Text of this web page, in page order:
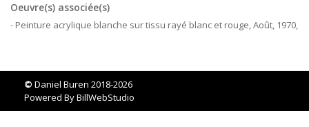
Oeuvre(s) associée(s)
- Peinture acrylique blanche sur tissu rayé blanc et rouge, Août, 1970,
© Daniel Buren 2018-2026
Powered ByBillWebStudio